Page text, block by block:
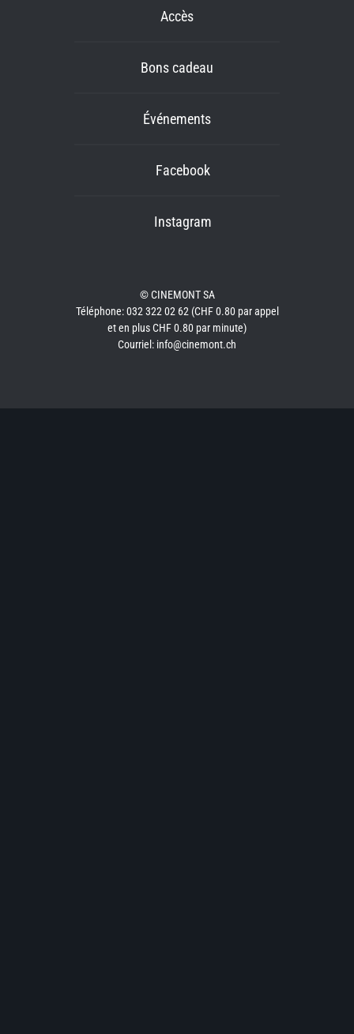
Accès
Bons cadeau
Événements
Facebook
Instagram
© CINEMONT SA
Téléphone: 032 322 02 62 (CHF 0.80 par appel
et en plus CHF 0.80 par minute)
Courriel: info@cinemont.ch